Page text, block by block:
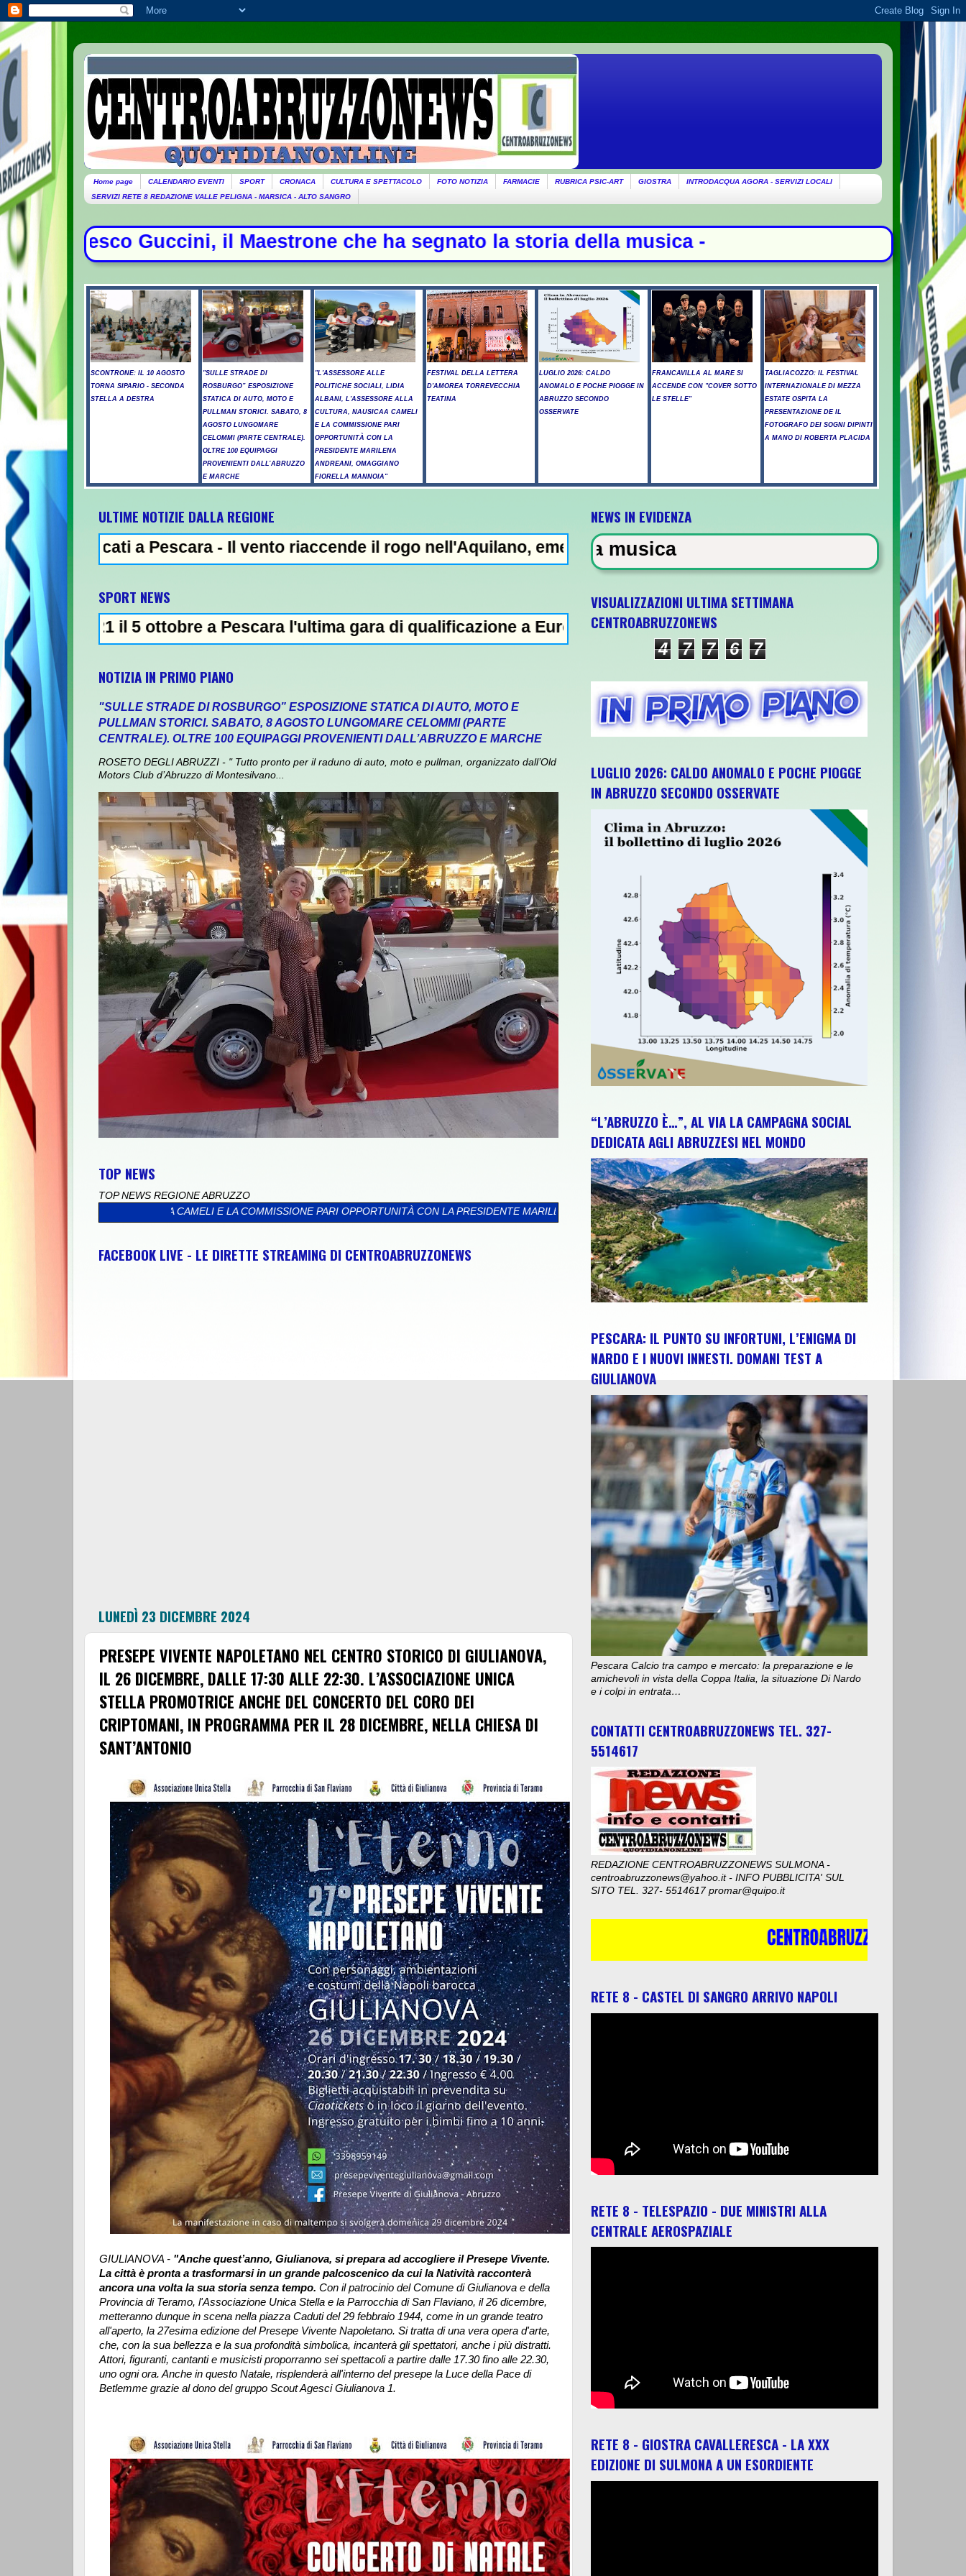
Home page CALENDARIO EVENTI SPORT CRONACA CULTURA E SPETTACOLO FOTO NOTIZIA FARMACIE RUBRICA PSIC-ART GIOSTRA
INTRODACQUA AGORA - SERVIZI LOCALI
SERVIZI RETE 8 REDAZIONE VALLE PELIGNA - MARSICA - ALTO SANGRO
il Maestrone che ha segnato la storia della musica -
SCONTRONE: IL 10 AGOSTO
TORNA SIPARIO - SECONDA
STELLA A DESTRA
"SULLE STRADE DI
ROSBURGO” ESPOSIZIONE
STATICA DI AUTO, MOTO E
PULLMAN STORICI. SABATO, 8
AGOSTO LUNGOMARE
CELOMMI (PARTE CENTRALE).
OLTRE 100 EQUIPAGGI
PROVENIENTI DALL’ABRUZZO
E MARCHE
"L'ASSESSORE ALLE
POLITICHE SOCIALI, LIDIA
ALBANI, L'ASSESSORE ALLA
CULTURA, NAUSICAA CAMELI
E LA COMMISSIONE PARI
OPPORTUNITÀ CON LA
PRESIDENTE MARILENA
ANDREANI, OMAGGIANO
FIORELLA MANNOIA"
FESTIVAL DELLA LETTERA
D'AMOREA TORREVECCHIA
TEATINA
LUGLIO 2026: CALDO
ANOMALO E POCHE PIOGGE IN
ABRUZZO SECONDO
OSSERVATE
FRANCAVILLA AL MARE SI
ACCENDE CON "COVER SOTTO
LE STELLE"
TAGLIACOZZO: IL FESTIVAL
INTERNAZIONALE DI MEZZA
ESTATE OSPITA LA
PRESENTAZIONE DE IL
FOTOGRAFO DEI SOGNI DIPINTI
A MANO DI ROBERTA PLACIDA
ULTIME NOTIZIE DALLA REGIONE
a Pescara - Il vento riaccende il rogo nell'Aquilano, emergenza in Abruzzo -
SPORT NEWS
5 ottobre a Pescara l'ultima gara di qualificazione a Euro '27 -
NOTIZIA IN PRIMO PIANO
"SULLE STRADE DI ROSBURGO” ESPOSIZIONE STATICA DI AUTO, MOTO E
PULLMAN STORICI. SABATO, 8 AGOSTO LUNGOMARE CELOMMI (PARTE
CENTRALE). OLTRE 100 EQUIPAGGI PROVENIENTI DALL’ABRUZZO E MARCHE
ROSETO DEGLI ABRUZZI - " Tutto pronto per il raduno di auto, moto e pullman, organizzato dall’Old
Motors Club d’Abruzzo di Montesilvano...
TOP NEWS
TOP NEWS REGIONE ABRUZZO
CAMELI E LA COMMISSIONE PARI OPPORTUNITÀ CON LA PRESIDENTE MARILENA ANDREANI, OMAGGIANO FIORELLA MANNOIA" >> FESTIVAL DELLA LETTERA D'AMOREA TORREVECCHIA
FACEBOOK LIVE - LE DIRETTE STREAMING DI CENTROABRUZZONEWS
LUNEDÌ 23 DICEMBRE 2024
PRESEPE VIVENTE NAPOLETANO NEL CENTRO STORICO DI GIULIANOVA,
IL 26 DICEMBRE, DALLE 17:30 ALLE 22:30. L’ASSOCIAZIONE UNICA
STELLA PROMOTRICE ANCHE DEL CONCERTO DEL CORO DEI
CRIPTOMANI, IN PROGRAMMA PER IL 28 DICEMBRE, NELLA CHIESA DI
SANT’ANTONIO
GIULIANOVA - "Anche quest’anno, Giulianova, si prepara ad accogliere il Presepe Vivente.
La città è pronta a trasformarsi in un grande palcoscenico da cui la Natività racconterà
ancora una volta la sua storia senza tempo. Con il patrocinio del Comune di Giulianova e della
Provincia di Teramo, l'Associazione Unica Stella e la Parrocchia di San Flaviano, il 26 dicembre,
metteranno dunque in scena nella piazza Caduti del 29 febbraio 1944, come in un grande teatro
all'aperto, la 27esima edizione del Presepe Vivente Napoletano. Si tratta di una vera opera d'arte,
che, con la sua bellezza e la sua profondità simbolica, incanterà gli spettatori, anche i più distratti.
Attori, figuranti, cantanti e musicisti proporranno sei spettacoli a partire dalle 17.30 fino alle 22.30,
uno ogni ora. Anche in questo Natale, risplenderà all'interno del presepe la Luce della Pace di
Betlemme grazie al dono del gruppo Scout Agesci Giulianova 1.
NEWS IN EVIDENZA
NEWS IN
VISUALIZZAZIONI ULTIMA SETTIMANA
CENTROABRUZZONEWS
4 7 7 6 7
LUGLIO 2026: CALDO ANOMALO E POCHE PIOGGE
IN ABRUZZO SECONDO OSSERVATE
“L’ABRUZZO È…”, AL VIA LA CAMPAGNA SOCIAL
DEDICATA AGLI ABRUZZESI NEL MONDO
PESCARA: IL PUNTO SU INFORTUNI, L’ENIGMA DI
NARDO E I NUOVI INNESTI. DOMANI TEST A
GIULIANOVA
Pescara Calcio tra campo e mercato: la preparazione e le
amichevoli in vista della Coppa Italia, la situazione Di Nardo
e i colpi in entrata…
CONTATTI CENTROABRUZZONEWS TEL. 327-
5514617
REDAZIONE CENTROABRUZZONEWS SULMONA -
centroabruzzonews@yahoo.it - INFO PUBBLICITA' SUL
SITO TEL. 327- 5514617 promar@quipo.it
RETE 8 - CASTEL DI SANGRO ARRIVO NAPOLI
RETE 8 - TELESPAZIO - DUE MINISTRI ALLA
CENTRALE AEROSPAZIALE
RETE 8 - GIOSTRA CAVALLERESCA - LA XXX
EDIZIONE DI SULMONA A UN ESORDIENTE